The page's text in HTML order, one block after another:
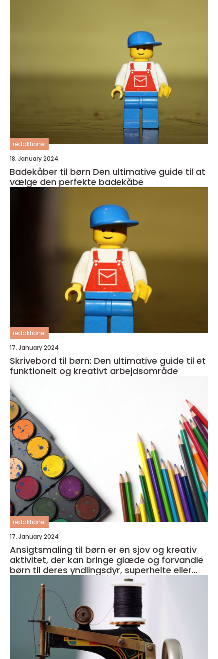
redaktionel
18. January 2024
Badekåber til børn Den ultimative guide til at
vælge den perfekte badekåbe
redaktionel
17. January 2024
Skrivebord til børn: Den ultimative guide til et
funktionelt og kreativt arbejdsområde
redaktionel
17. January 2024
Ansigtsmaling til børn er en sjov og kreativ
aktivitet, der kan bringe glæde og forvandle
børn til deres yndlingsdyr, superhelte eller
fantasivæsener